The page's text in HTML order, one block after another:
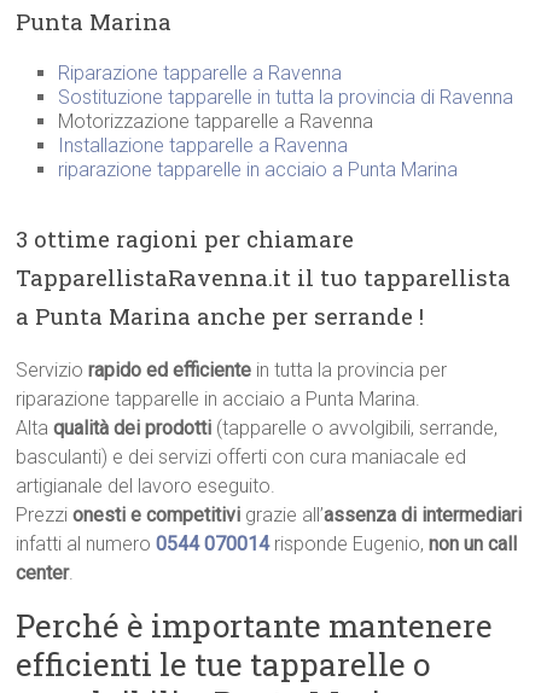
Punta Marina
Riparazione tapparelle a Ravenna
Sostituzione tapparelle in tutta la provincia di Ravenna
Motorizzazione tapparelle a Ravenna
Installazione tapparelle a Ravenna
riparazione tapparelle in acciaio a Punta Marina
3 ottime ragioni per chiamare
TapparellistaRavenna.it il tuo tapparellista
a Punta Marina anche per serrande !
Serviziorapido ed efficiente in tutta la provincia per
riparazione tapparelle in acciaio a Punta Marina.
Altaqualità dei prodotti (tapparelle o avvolgibili, serrande,
basculanti) e dei servizi offerti con cura maniacale ed
artigianale del lavoro eseguito.
Prezzionesti e competitivi grazie all’assenza di intermediari
infatti al numero0544 070014 risponde Eugenio,non un call
center.
Perché è importante mantenere
efficienti le tue tapparelle o